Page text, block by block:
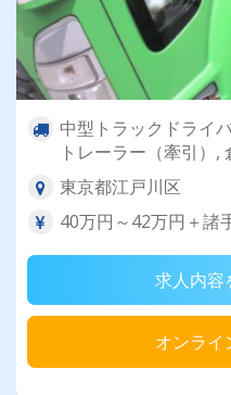
中型トラックドライ
トレーラー（牽引）,
東京都江戸川区
40万円～42万円＋諸
求人内容
オンライ